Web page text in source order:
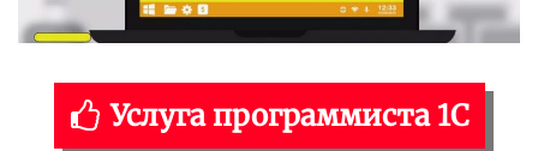
Услуга программиста 1С